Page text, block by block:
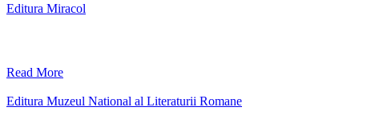
Editura Miracol
Read More
Editura Muzeul National al Literaturii Romane